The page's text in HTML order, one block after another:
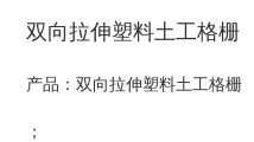
双向拉伸塑料土工格栅
产品：双向拉伸塑料土工格栅
；